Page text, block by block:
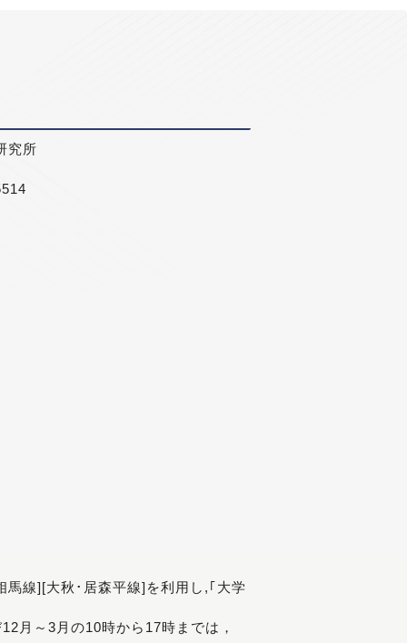
究所
線][大秋･居森平線]を利用し,｢大学
月～3月の10時から17時までは，